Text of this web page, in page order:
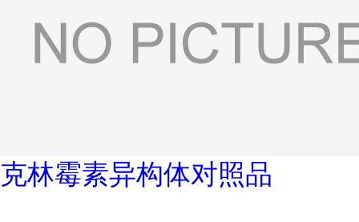
克林霉素异构体对照品